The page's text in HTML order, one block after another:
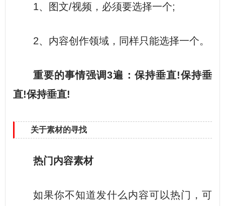
1、图文/视频，必须要选择一个;
2、内容创作领域，同样只能选择一个。
重要的事情强调3遍：保持垂直!保持垂
直!保持垂直!
关于素材的寻找
热门内容素材
如果你不知道发什么内容可以热门，可